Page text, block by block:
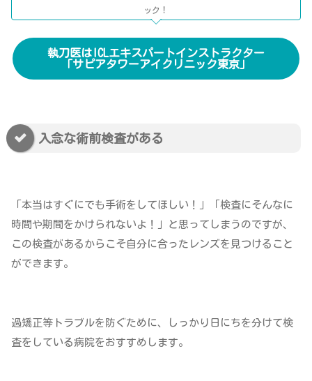
ック！
執刀医はICLエキスパートインストラクター
「サピアタワーアイクリニック東京」
入念な術前検査がある
「本当はすぐにでも手術をしてほしい！」「検査にそんなに
時間や期間をかけられないよ！」と思ってしまうのですが、
この検査があるからこそ自分に合ったレンズを見つけること
ができます。
過矯正等トラブルを防ぐために、しっかり日にちを分けて検
査をしている病院をおすすめします。